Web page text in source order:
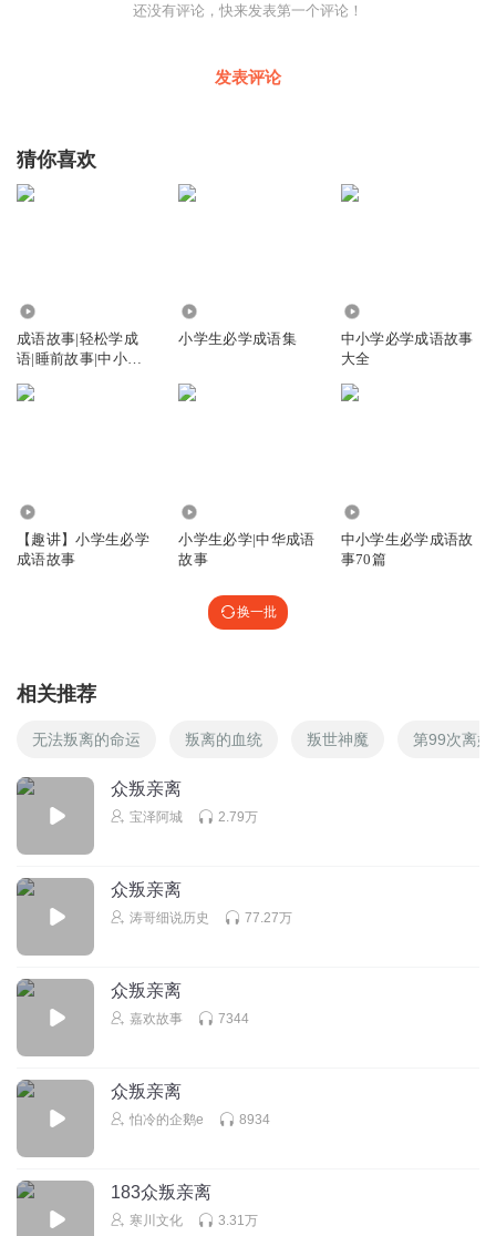
还没有评论，快来发表第一个评论！
发表评论
猜你喜欢
成语故事|轻松学成
语|睡前故事|中小学
小学生必学成语集
中小学必学成语故事
大全
【趣讲】小学生必学
成语故事
小学生必学|中华成语
故事
中小学生必学成语故
事70篇
换一批
相关推荐
无法叛离的命运 叛离的血统 叛世神魔 第99次离婚
众叛亲离
宝泽阿城 2.79万
众叛亲离
涛哥细说历史 77.27万
众叛亲离
嘉欢故事 7344
众叛亲离
怕冷的企鹅e 8934
183众叛亲离
寒川文化 3.31万